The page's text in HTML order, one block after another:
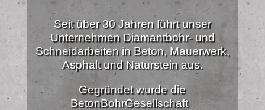
Seit über 30 Jahren führt unser
Unternehmen Diamantbohr- und
Schneidarbeiten in Beton, Mauerwerk,
Asphalt und Naturstein aus.
Gegründet wurde die
BetonBohrGesellschaft